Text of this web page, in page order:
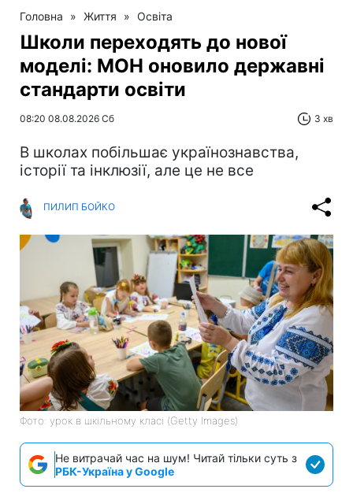
Головна » Життя » Освіта
Школи переходять до нової
моделі: МОН оновило державні
стандарти освіти
08:20 08.08.2026 Сб 3 хв
В школах побільшає українознавства,
історії та інклюзії, але це не все
ПИЛИП БОЙКО
Фото: урок в шкільному класі (Getty Images)
Не витрачай час на шум! Читай тільки суть з
РБК-Україна у Google